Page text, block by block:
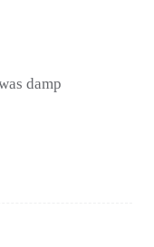
damp